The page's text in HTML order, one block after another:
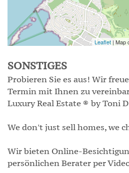
Leaflet| Map
SONSTIGES
Probieren Sie es aus! Wir
Termin mit Ihnen zu
Luxury Real Estate ® by Toni
We don't just sell homes, we
Wir bieten Online-
persönlichen Berater per